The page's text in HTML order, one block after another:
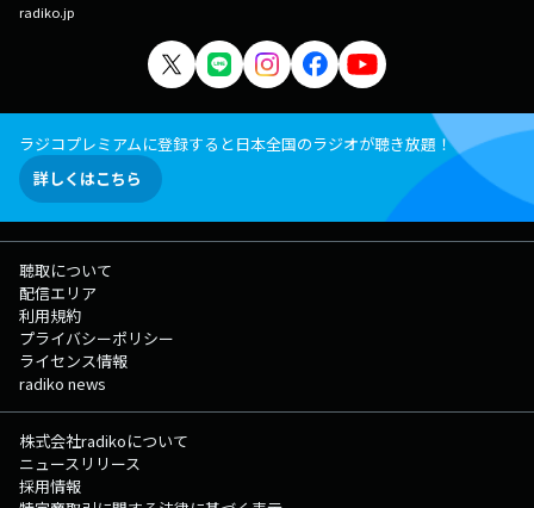
radiko.jp
ラジコプレミアムに登録すると日本全国のラジオが聴き放題！
詳しくはこちら
聴取について
配信エリア
利用規約
プライバシーポリシー
ライセンス情報
radiko news
株式会社radikoについて
ニュースリリース
採用情報